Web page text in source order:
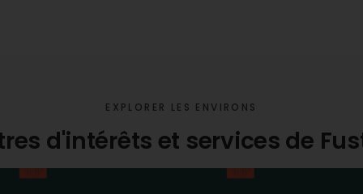
EXPLORER LES ENVIRONS
d'intérêts et services de